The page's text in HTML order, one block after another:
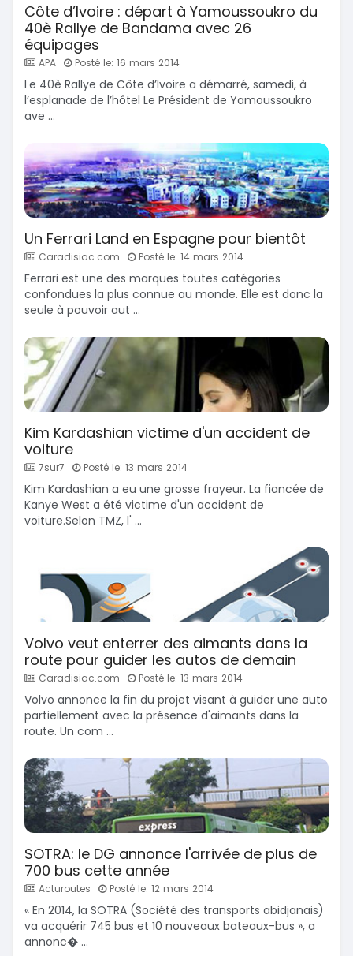
Côte d’Ivoire : départ à Yamoussoukro du
40è Rallye de Bandama avec 26
équipages
APA Posté le: 16 mars 2014
Le 40è Rallye de Côte d’Ivoire a démarré, samedi, à
l’esplanade de l’hôtel Le Président de Yamoussoukro
ave ...
Un Ferrari Land en Espagne pour bientôt
Caradisiac.com Posté le: 14 mars 2014
Ferrari est une des marques toutes catégories
confondues la plus connue au monde. Elle est donc la
seule à pouvoir aut ...
Kim Kardashian victime d'un accident de
voiture
7sur7 Posté le: 13 mars 2014
Kim Kardashian a eu une grosse frayeur. La fiancée de
Kanye West a été victime d'un accident de
voiture.Selon TMZ, l' ...
Volvo veut enterrer des aimants dans la
route pour guider les autos de demain
Caradisiac.com Posté le: 13 mars 2014
Volvo annonce la fin du projet visant à guider une auto
partiellement avec la présence d'aimants dans la
route. Un com ...
SOTRA: le DG annonce l'arrivée de plus de
700 bus cette année
Acturoutes Posté le: 12 mars 2014
« En 2014, la SOTRA (Société des transports abidjanais)
va acquérir 745 bus et 10 nouveaux bateaux-bus », a
annonc� ...